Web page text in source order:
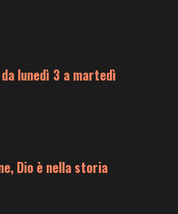
lunedì 3 a martedì
Dio è nella storia